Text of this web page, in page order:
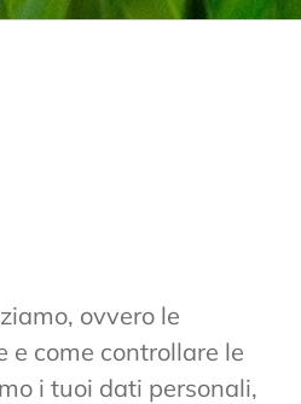
ovvero le
come controllare le
i tuoi dati personali,